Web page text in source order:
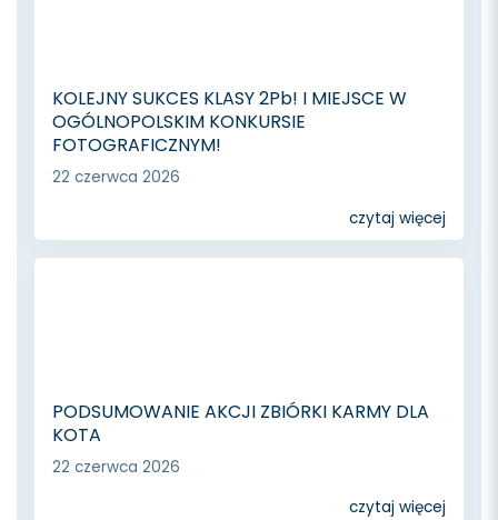
KOLEJNY SUKCES KLASY 2Pb! I MIEJSCE W
OGÓLNOPOLSKIM KONKURSIE
FOTOGRAFICZNYM!
22 czerwca 2026
czytaj więcej
PODSUMOWANIE AKCJI ZBIÓRKI KARMY DLA
KOTA
22 czerwca 2026
czytaj więcej